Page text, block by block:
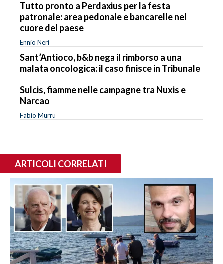
Tutto pronto a Perdaxius per la festa
patronale: area pedonale e bancarelle nel
cuore del paese
Ennio Neri
Sant’Antioco, b&b nega il rimborso a una
malata oncologica: il caso finisce in Tribunale
Sulcis, fiamme nelle campagne tra Nuxis e
Narcao
Fabio Murru
ARTICOLI CORRELATI